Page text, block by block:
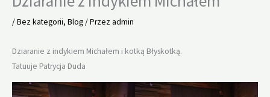
/Bez kategorii, Blog/ Przezadmin
Dziaranie z indykiem Michałem i kotką Błyskotką.
Tatuuje Patrycja Duda